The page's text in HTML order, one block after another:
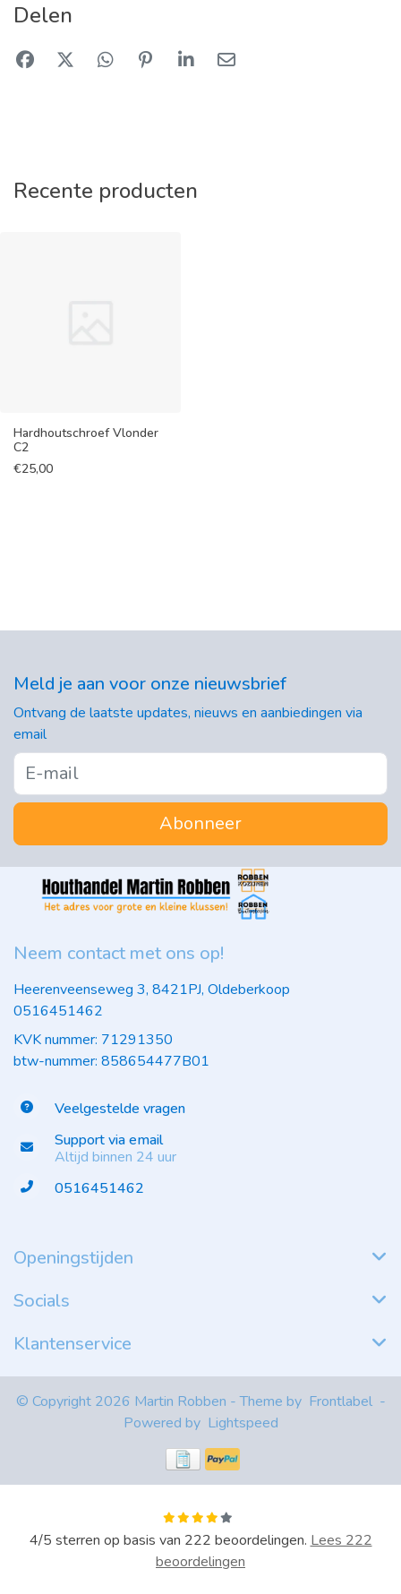
Delen
Recente producten
Hardhoutschroef Vlonder
C2
€25,00
Meld je aan voor onze nieuwsbrief
Ontvang de laatste updates, nieuws en aanbiedingen via
email
Abonneer
Neem contact met ons op!
Heerenveenseweg 3, 8421PJ, Oldeberkoop
0516451462
KVK nummer: 71291350
btw-nummer: 858654477B01
Veelgestelde vragen
Support via email
Altijd binnen 24 uur
0516451462
Openingstijden
Socials
Klantenservice
© Copyright 2026 Martin Robben - Theme by Frontlabel -
Powered by Lightspeed
4/5 sterren op basis van 222 beoordelingen. Lees 222
beoordelingen